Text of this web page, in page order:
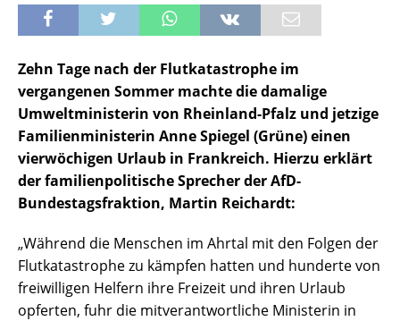
Zehn Tage nach der Flutkatastrophe im
vergangenen Sommer machte die damalige
Umweltministerin von Rheinland-Pfalz und jetzige
Familienministerin Anne Spiegel (Grüne) einen
vierwöchigen Urlaub in Frankreich. Hierzu erklärt
der familienpolitische Sprecher der AfD-
Bundestagsfraktion, Martin Reichardt:
„Während die Menschen im Ahrtal mit den Folgen der
Flutkatastrophe zu kämpfen hatten und hunderte von
freiwilligen Helfern ihre Freizeit und ihren Urlaub
opferten, fuhr die mitverantwortliche Ministerin in